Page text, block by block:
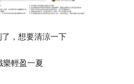
，想要清涼一下
樂輕盈一夏